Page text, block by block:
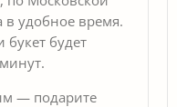
в удобное время.
будет
— подарите